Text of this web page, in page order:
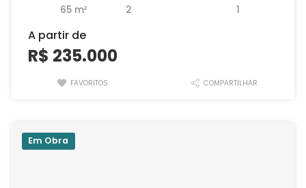
65 m² 2
1
A partir de
R$ 235.000
FAVORITOS COMPARTILHAR
Em Obra